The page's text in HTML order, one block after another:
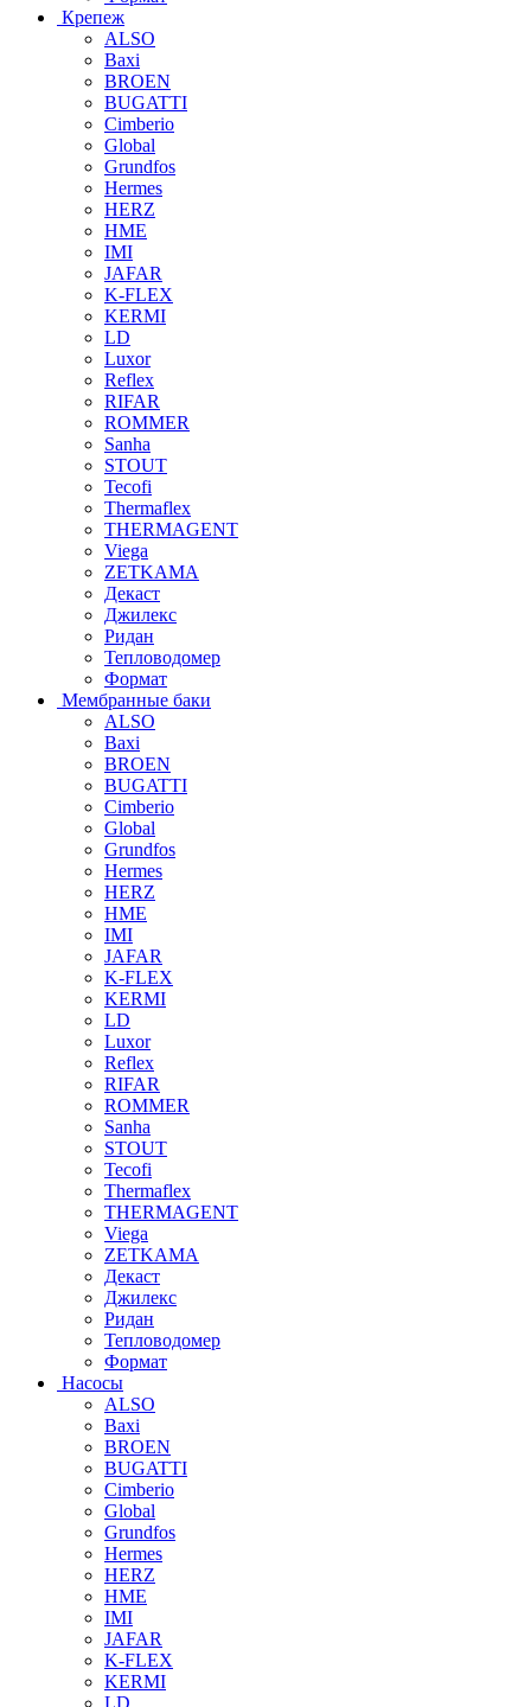
Крепеж
ALSO
Baxi
BROEN
BUGATTI
Cimberio
Global
Grundfos
Hermes
HERZ
HME
IMI
JAFAR
K-FLEX
KERMI
LD
Luxor
Reflex
RIFAR
ROMMER
Sanha
STOUT
Tecofi
Thermaflex
THERMAGENT
Viega
ZETKAMA
Декаст
Джилекс
Ридан
Тепловодомер
Формат
Мембранные баки
ALSO
Baxi
BROEN
BUGATTI
Cimberio
Global
Grundfos
Hermes
HERZ
HME
IMI
JAFAR
K-FLEX
KERMI
LD
Luxor
Reflex
RIFAR
ROMMER
Sanha
STOUT
Tecofi
Thermaflex
THERMAGENT
Viega
ZETKAMA
Декаст
Джилекс
Ридан
Тепловодомер
Формат
Насосы
ALSO
Baxi
BROEN
BUGATTI
Cimberio
Global
Grundfos
Hermes
HERZ
HME
IMI
JAFAR
K-FLEX
KERMI
LD